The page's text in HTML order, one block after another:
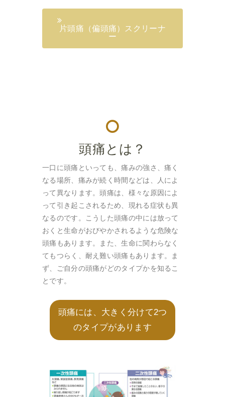
片頭痛（偏頭痛）スクリーナ
ー
頭痛とは？
一口に頭痛といっても、痛みの強さ、痛く
なる場所、痛みが続く時間などは、人によ
って異なります。頭痛は、様々な原因によ
って引き起こされるため、現れる症状も異
なるのです。こうした頭痛の中には放って
おくと生命がおびやかされるような危険な
頭痛もあります。また、生命に関わらなく
てもつらく、耐え難い頭痛もあります。ま
ず、ご自分の頭痛がどのタイプかを知るこ
とです。
頭痛には、大きく分けて2つ
のタイプがあります